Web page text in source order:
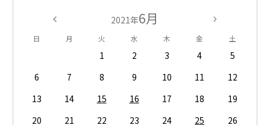
2021年6月
日 月 火 水 木 金 土
1 2 3 4
5
6
7 8 9 10 11
12
13
14 15 16 17 18
19
20
21 22 23 24 25
26